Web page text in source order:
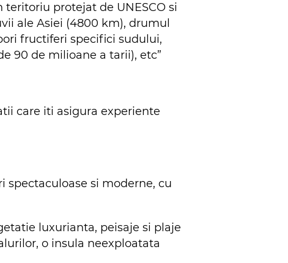
teritoriu protejat de UNESCO si
ale Asiei (4800 km), drumul
fructiferi specifici sudului,
90 de milioane a tarii), etc”
care iti asigura experiente
spectaculoase si moderne, cu
luxurianta, peisaje si plaje
o insula neexploatata